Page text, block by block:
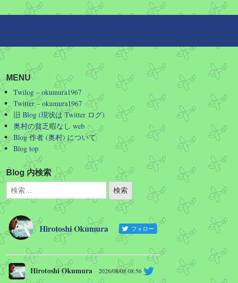
MENU
Twilog – okumura1967
Twitter – okumura1967
旧 Blog (現状は Twitter ログ)
奥村の貧乏暇なし web
Blog 作者 (奥村) について
Blog top
Blog 内検索
Hirotoshi Okumura フォロー
Hirotoshi Okumura 2026/08/08 08:56